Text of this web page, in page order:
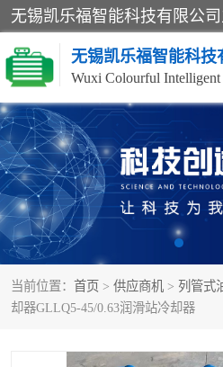
无锡凯乐福智能科技
当前位置： 首页 > 供应商机 > 列管式
却器GLLQ5-45/0.63润滑站冷却器
齿轮泵
风冷式油冷却器
液压马达
柱塞泵